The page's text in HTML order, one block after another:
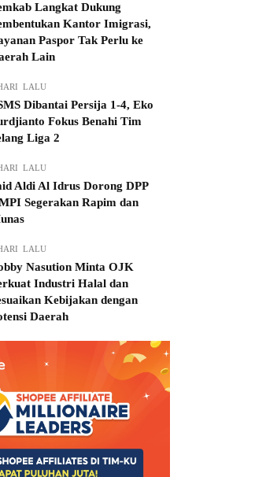
Langkat Dukung
Kantor Imigrasi,
Paspor Tak Perlu ke
Lain
LALU
Dibantai Persija 1-4, Eko
Fokus Benahi Tim
Liga 2
LALU
Aldi Al Idrus Dorong DPP
Segerakan Rapim dan
LALU
Nasution Minta OJK
Industri Halal dan
Kebijakan dengan
Daerah